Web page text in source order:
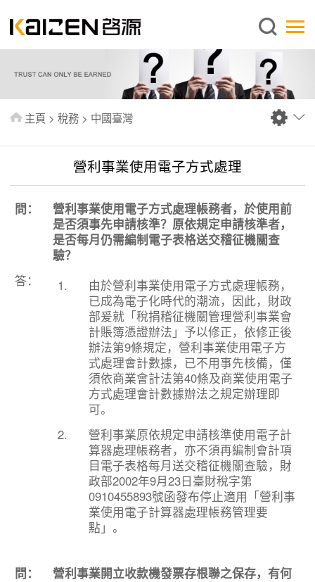
繁體中文
關於啓源
服務範圍
出版刊物
常見問題
聯絡我們
主頁 > 稅務 > 中國臺灣
營利事業使用電子方式處理
問：
營利事業使用電子方式處理帳務者，於使用前
是否須事先申請核準？原依規定申請核準者，
是否每月仍需編制電子表格送交稽征機關查
驗？
答：
1.
由於營利事業使用電子方式處理帳務，
已成為電子化時代的潮流，因此，財政
部爰就「稅捐稽征機關管理營利事業會
計賬簿憑證辦法」予以修正，依修正後
辦法第9條規定，營利事業使用電子方
式處理會計數據，已不用事先核備，僅
須依商業會計法第40條及商業使用電子
方式處理會計數據辦法之規定辦理即
可。
2.
營利事業原依規定申請核準使用電子計
算器處理帳務者，亦不須再編制會計項
目電子表格每月送交稽征機關查驗，財
政部2002年9月23日臺財稅字第
0910455893號函發布停止適用「營利事
業使用電子計算器處理帳務管理要
點」。
問：
營利事業開立收款機發票存根聯之保存，有何